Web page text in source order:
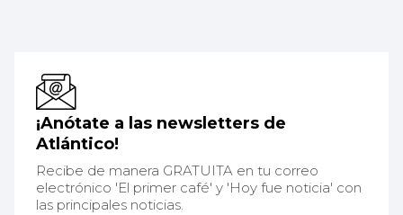
¡Anótate a las newsletters de
Atlántico!
Recibe de manera GRATUITA en tu correo
electrónico 'El primer café' y 'Hoy fue noticia' con
las principales noticias.